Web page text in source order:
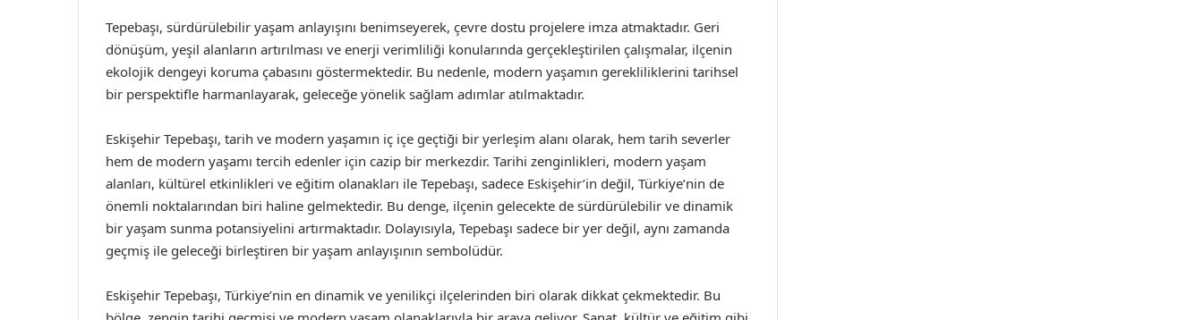
Tepebaşı, sürdürülebilir yaşam anlayışını benimseyerek, çevre dostu projelere imza atmaktadır. Geri
dönüşüm, yeşil alanların artırılması ve enerji verimliliği konularında gerçekleştirilen çalışmalar, ilçenin
ekolojik dengeyi koruma çabasını göstermektedir. Bu nedenle, modern yaşamın gerekliliklerini tarihsel
bir perspektifle harmanlayarak, geleceğe yönelik sağlam adımlar atılmaktadır.
Eskişehir Tepebaşı, tarih ve modern yaşamın iç içe geçtiği bir yerleşim alanı olarak, hem tarih severler
hem de modern yaşamı tercih edenler için cazip bir merkezdir. Tarihi zenginlikleri, modern yaşam
alanları, kültürel etkinlikleri ve eğitim olanakları ile Tepebaşı, sadece Eskişehir’in değil, Türkiye’nin de
önemli noktalarından biri haline gelmektedir. Bu denge, ilçenin gelecekte de sürdürülebilir ve dinamik
bir yaşam sunma potansiyelini artırmaktadır. Dolayısıyla, Tepebaşı sadece bir yer değil, aynı zamanda
geçmiş ile geleceği birleştiren bir yaşam anlayışının sembolüdür.
Eskişehir Tepebaşı, Türkiye’nin en dinamik ve yenilikçi ilçelerinden biri olarak dikkat çekmektedir. Bu